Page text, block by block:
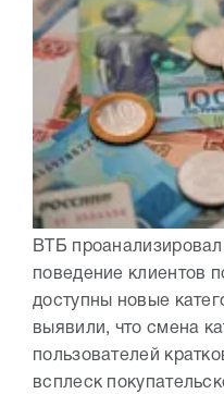
ВТБ
поведение клиентов
доступны новые
выявили, что смена
пользователей
всплеск